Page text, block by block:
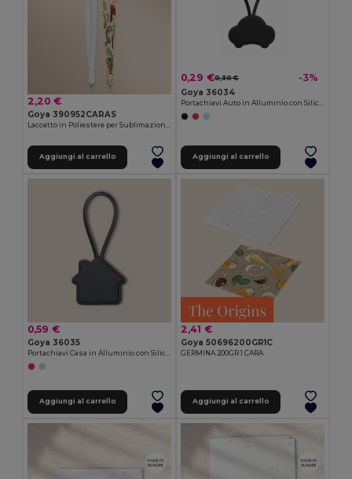
2,20 €
Goya 390952CARAS
Aggiungi al carrello
0,29 €0,30 € -3%
Goya 36034
Aggiungi al carrello
0,59 €
Goya 36035
Aggiungi al carrello
2,41 €
Goya 50696200GR1C
GERMINA 200GR 1 CARA
Aggiungi al carrello